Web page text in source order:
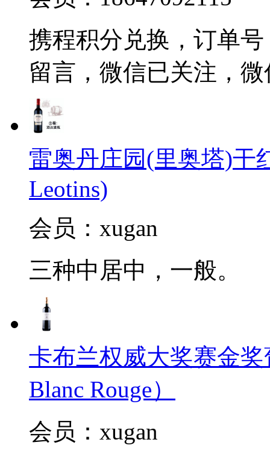
携程积分兑换，订单号
留言，微信已关注，
雷奥丹庄园(里奥塔)干
Leotins)
会员：xugan
三种中居中，一般。
卡布兰权威大奖赛金奖
Blanc Rouge）
会员：xugan